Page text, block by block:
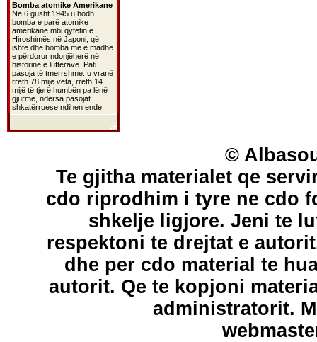
Bomba atomike Amerikane
Në 6 gusht 1945 u hodh
bomba e parë atomike
amerikane mbi qytetin e
Hiroshimës në Japoni, që
ishte dhe bomba më e madhe
e përdorur ndonjëherë në
historinë e luftërave. Pati
pasoja të tmerrshme: u vranë
rreth 78 mijë veta, rreth 14
mijë të tjerë humbën pa lënë
gjurmë, ndërsa pasojat
shkatërruese ndihen ende.
©
Te gjitha materialet qe
cdo riprodhim i tyre ne cdo
shkelje ligjore. Jeni te
respektoni te drejtat e
dhe per cdo material te
autorit. Qe te kopjoni
administratorit.